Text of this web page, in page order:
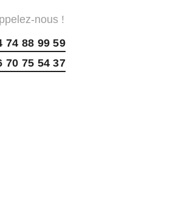
nous !
74 88 99 59
70 75 54 37